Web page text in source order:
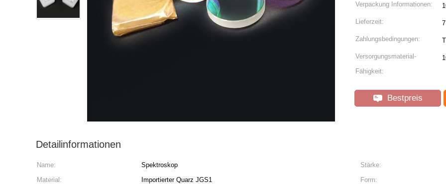
Verpackung Informationen:
Lieferzeit:
Zahlungsbedingungen:
Versorgungsmaterial-
Fähigkeit:
Bestpreis
Detailinformationen
Name: Spektroskop
Stärke:
Material:
Importierter Quarz JGS1
Form: